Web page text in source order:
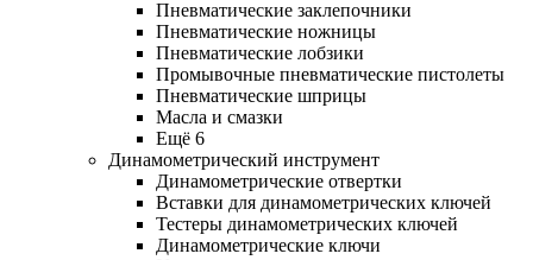
Пневматические заклепочники
Пневматические ножницы
Пневматические лобзики
Промывочные пневматические пистолеты
Пневматические шприцы
Масла и смазки
Ещё 6
Динамометрический инструмент
Динамометрические отвертки
Вставки для динамометрических ключей
Тестеры динамометрических ключей
Динамометрические ключи